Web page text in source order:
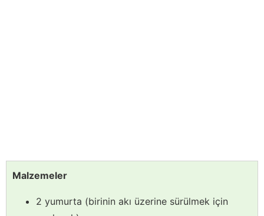
Malzemeler
2 yumurta (birinin akı üzerine sürülmek için